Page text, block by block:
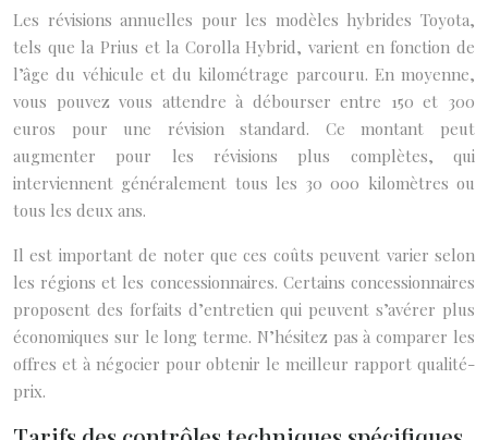
Les révisions annuelles pour les modèles hybrides Toyota,
tels que la Prius et la Corolla Hybrid, varient en fonction de
l’âge du véhicule et du kilométrage parcouru. En moyenne,
vous pouvez vous attendre à débourser entre 150 et 300
euros pour une révision standard. Ce montant peut
augmenter pour les révisions plus complètes, qui
interviennent généralement tous les 30 000 kilomètres ou
tous les deux ans.
Il est important de noter que ces coûts peuvent varier selon
les régions et les concessionnaires. Certains concessionnaires
proposent des forfaits d’entretien qui peuvent s’avérer plus
économiques sur le long terme. N’hésitez pas à comparer les
offres et à négocier pour obtenir le meilleur rapport qualité-
prix.